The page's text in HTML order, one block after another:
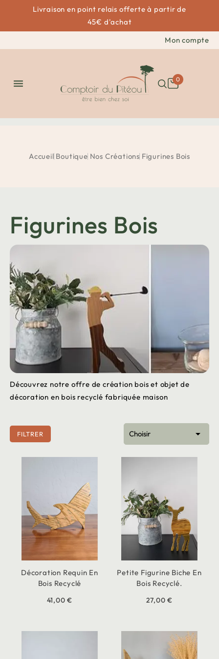
Livraison en point relais offerte à partir de
45€ d'achat
Mon compte
 0
Accueil Boutique Nos Créations Figurines Bois
Figurines Bois
Découvrez notre offre de création bois et objet de
décoration en bois recyclé fabriquée maison
FILTRER Choisir 
Décoration Requin En
Bois Recyclé
41,00 €
Petite Figurine Biche En
Bois Recyclé.
27,00 €